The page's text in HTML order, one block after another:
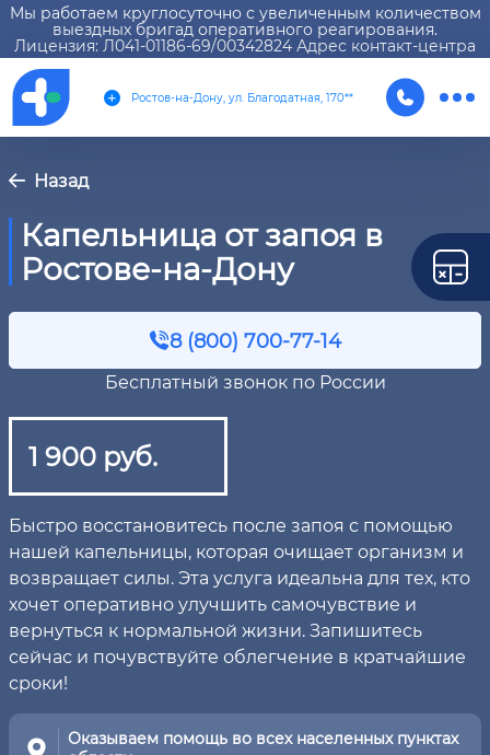
Мы работаем круглосуточно с увеличенным количеством
выездных бригад оперативного реагирования.
Лицензия: Л041-01186-69/00342824 Адрес контакт-центра
Ростов-на-Дону, ул. Благодатная, 170**
Назад
Капельница от запоя в
Ростове-на-Дону
8 (800) 700-77-14
Бесплатный звонок по России
1 900 руб.
Быстро восстановитесь после запоя с помощью
нашей капельницы, которая очищает организм и
возвращает силы. Эта услуга идеальна для тех, кто
хочет оперативно улучшить самочувствие и
вернуться к нормальной жизни. Запишитесь
сейчас и почувствуйте облегчение в кратчайшие
сроки!
Оказываем помощь во всех населенных пунктах